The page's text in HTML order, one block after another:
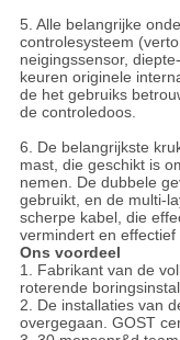
5. Alle belangrijke
controlesysteem
neigingssensor,
keuren originele
de het gebruiks
de controledoos.
6. De belangrijkste
mast, die geschikt is
nemen. De dubbele
gebruikt, en de multi-
scherpe kabel, die
vermindert en
Ons voordeel
1. Fabrikant van de
roterende
2. De installaties van
overgegaan. GOST